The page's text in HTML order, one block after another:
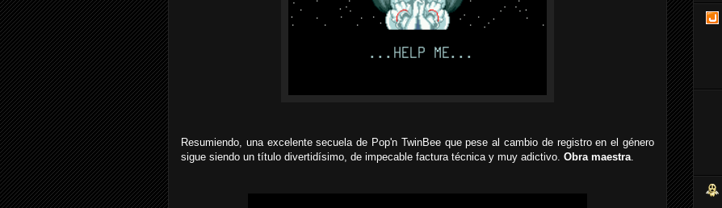
Resumiendo, una excelente secuela de Pop'n TwinBee que pese al cambio de registro en el género
sigue siendo un título divertidísimo, de impecable factura técnica y muy adictivo. Obra maestra.